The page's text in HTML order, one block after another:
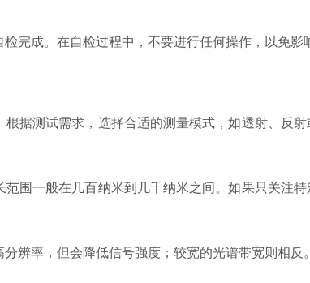
成。在自检过程中，不要进行任何操作，以免影
测试需求，选择合适的测量模式，如透射、反
一般在几百纳米到几千纳米之间。如果只关注
率，但会降低信号强度；较宽的光谱带宽则相反